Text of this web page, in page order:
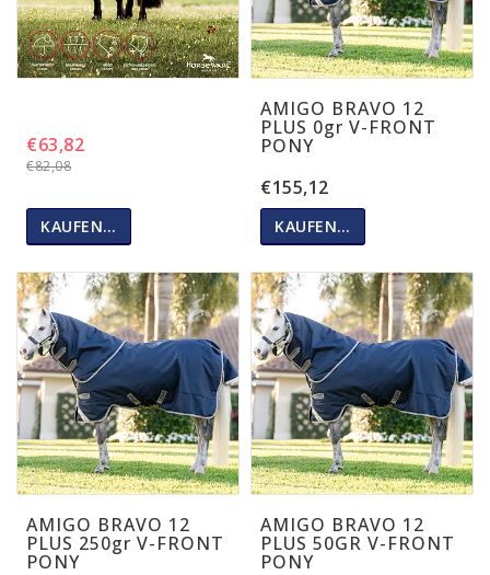
€82,08
€63,82
KAUFEN…
AMIGO BRAVO 12
PLUS 0gr V-FRONT
PONY
€155,12
KAUFEN…
AMIGO BRAVO 12
PLUS 250gr V-FRONT
PONY
AMIGO BRAVO 12
PLUS 50GR V-FRONT
PONY